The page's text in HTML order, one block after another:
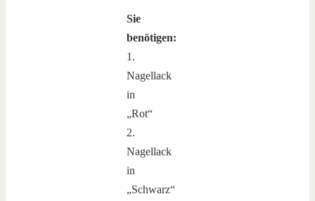
Sie
benötigen:
1.
Nagellack
in
„Rot“
2.
Nagellack
in
„Schwarz“